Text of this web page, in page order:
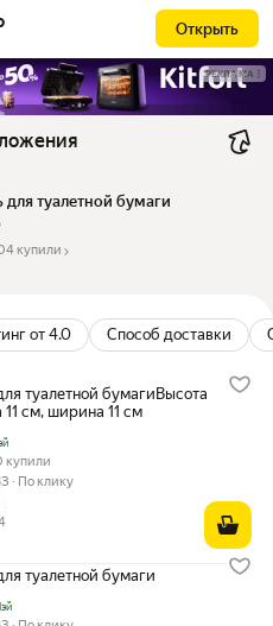
Открыть
РЕКЛАМА
для туалетной бумаги
купили
от 4.0 Способ доставки
туалетной бумагиВысота
см, ширина 11 см
Яндекс Пэй 1156 ₽ вместо
4.7 из 5
купили
купили
По клику
туалетной бумаги
Яндекс Пэй 1285 ₽ вместо